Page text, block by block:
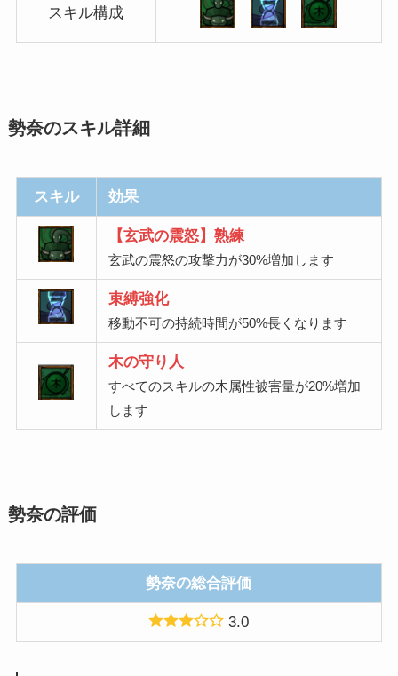
スキル構成
勢奈のスキル詳細
スキル 効果
【玄武の震怒】熟練
玄武の震怒の攻撃力が30%増加します
束縛強化
移動不可の持続時間が50%長くなります
木の守り人
すべてのスキルの木属性被害量が20%増加
します
勢奈の評価
勢奈の総合評価
3.0